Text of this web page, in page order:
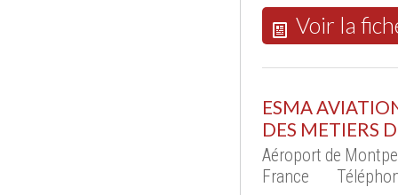
Voir la
ESMA
DES METIERS
Aéroport de
France